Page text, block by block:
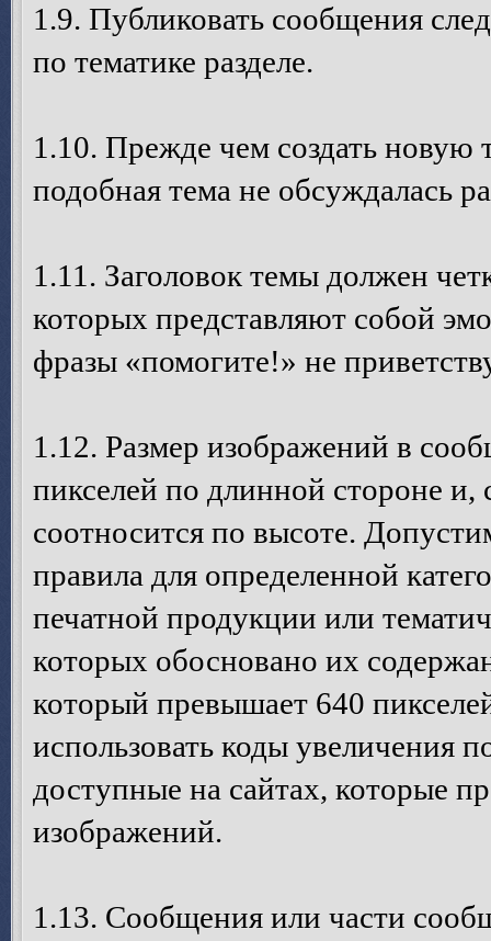
1.9. Публиковать сообщения
по тематике разделе.
1.10. Прежде чем создать новую
подобная тема не обсуждалась
1.11. Заголовок темы должен
которых представляют собой
фразы «помогите!» не
1.12. Размер изображений в
пикселей по длинной стороне и,
соотносится по высоте.
правила для определенной
печатной продукции или
которых обосновано их
который превышает 640
использовать коды увеличения
доступные на сайтах, которые
изображений.
1.13. Сообщения или части